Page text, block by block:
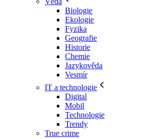
Biologie
Ekologie
Fyzika
Geografie
Historie
Chemie
Jazykověda
Vesmír
IT a technologie
Digital
Mobil
Technologie
Trendy
True crime